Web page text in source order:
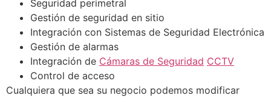
Seguridad perimetral
Gestión de seguridad en sitio
Integración con Sistemas de Seguridad Electrónica
Gestión de alarmas
Integración de Cámaras de Seguridad CCTV
Control de acceso
Cualquiera que sea su negocio podemos modificar